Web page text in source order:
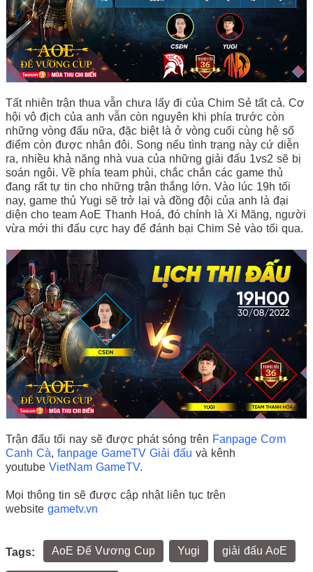
Tất nhiên trận thua vẫn chưa lấy đi của Chim Sẻ tất cả. Cơ
hội vô địch của anh vẫn còn nguyên khi phía trước còn
những vòng đấu nữa, đặc biệt là ở vòng cuối cùng hệ số
điểm còn được nhân đôi. Song nếu tình trạng này cứ diễn
ra, nhiều khả năng nhà vua của những giải đấu 1vs2 sẽ bị
soán ngôi. Về phía team phủi, chắc chắn các game thủ
đang rất tự tin cho những trận thắng lớn. Vào lúc 19h tối
nay, game thủ Yugi sẽ trở lại và đồng đội của anh là đại
diện cho team AoE Thanh Hoá, đó chính là Xi Măng, người
vừa mới thi đấu cực hay để đánh bại Chim Sẻ vào tối qua.
Trận đấu tối nay sẽ được phát sóng trên Fanpage Cơm
Canh Cà, fanpage GameTV Giải đấu và kênh
youtube VietNam GameTV.
Mọi thông tin sẽ được cập nhật liên tục trên
website gametv.vn
Tags: AoE Đế Vương Cup Yugi giải đấu AoE